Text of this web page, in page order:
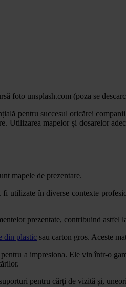
foto unsplash.com (poza se
pentru succesul oricărei
Utilizarea mapelor și dosarelor
mapele de prezentare.
utilizate în diverse contexte
prezentate, contribuind astfel
din plastic sau carton gros. Aceste
a impresiona. Ele vin într-o
pentru cărți de vizită și,